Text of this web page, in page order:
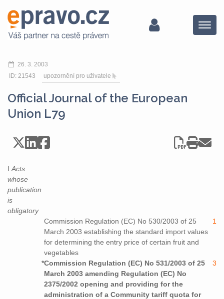
Menu
26. 3. 2003
ID: 21543
upozornění pro uživatele
Official Journal of the European
Union L79
I Acts
whose
publication
is
obligatory
Commission Regulation (EC) No 530/2003 of 25
March 2003 establishing the standard import values
for determining the entry price of certain fruit and
vegetables
1
*Commission Regulation (EC) No 531/2003 of 25
March 2003 amending Regulation (EC) No
2375/2002 opening and providing for the
administration of a Community tariff quota for
3